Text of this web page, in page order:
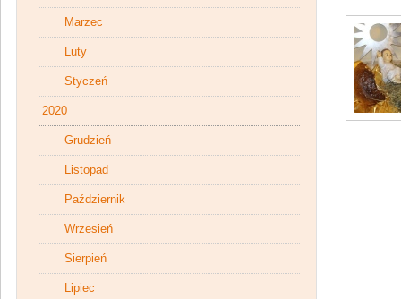
Marzec
Luty
Styczeń
2020
Grudzień
Listopad
Październik
Wrzesień
Sierpień
Lipiec